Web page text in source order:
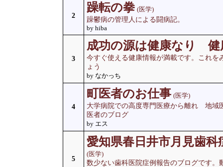
2
躁転の拳 (医学)
躁鬱病の管理人による闘病記。
by hiba
3
成功の源は健康なり 健
今すぐ使える健康情報が満載です。これを
ょう
by なかっち
4
町医者のお仕事 (医学)
大学病院での高度専門医療から離れ 地域
医者のブログ
by エス
5
愛知県春日井市月見歯
(医学)
数少ない歯科医院症例報告のブログです。